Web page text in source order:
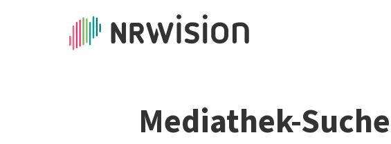
Mediathek-Suche